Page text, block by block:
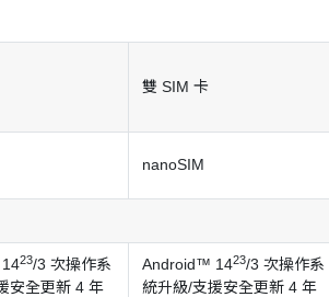
雙 SIM 卡
nanoSIM
23/3 次操作系
安全更新 4 年
Android™ 1423/3 次操作系
統升級/支援安全更新 4 年